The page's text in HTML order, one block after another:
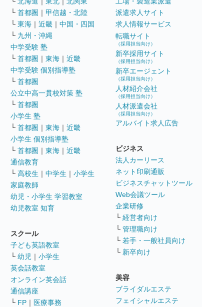
└ 首都圏 ｜ 甲信越・北陸
└ 東海 ｜ 近畿 ｜ 中国・四国
└ 九州・沖縄
中学受験 塾
└ 首都圏 ｜ 東海 ｜ 近畿
中学受験 個別指導塾
└ 首都圏
公立中高一貫校対策 塾
└ 首都圏
小学生 塾
└ 首都圏 ｜ 東海 ｜ 近畿
小学生 個別指導塾
└ 首都圏 ｜ 東海 ｜ 近畿
通信教育
└ 高校生 ｜ 中学生 ｜ 小学生
家庭教師
幼児・小学生 学習教室
幼児教室 知育
スクール
子ども英語教室
└ 幼児 ｜ 小学生
英会話教室
オンライン英会話
通信講座
└ FP ｜ 医療事務
派遣求人サイト
求人情報サービス
転職サイト
（採用担当向け）
新卒採用サイト
（採用担当向け）
新卒エージェント
（採用担当向け）
人材紹介会社
（採用担当向け）
人材派遣会社
（採用担当向け）
アルバイト求人広告
ビジネス
法人カーリース
ネット印刷通販
ビジネスチャットツール
Web会議ツール
企業研修
└ 経営者向け
└ 管理職向け
└ 若手・一般社員向け
└ 新卒向け
美容
ブライダルエステ
フェイシャルエステ